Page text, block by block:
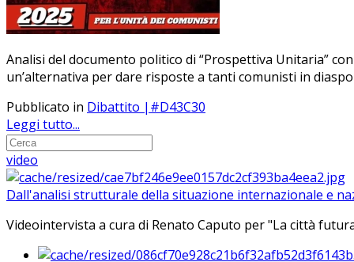
Analisi del documento politico di “Prospettiva Unitaria”
un’alternativa per dare risposte a tanti comunisti in
Pubblicato in Dibattito |#D43C30
Leggi tutto...
video
Dall'analisi strutturale della situazione internazionale e
Videointervista a cura di Renato Caputo per "La città